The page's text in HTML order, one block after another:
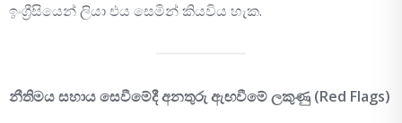
ඉංග්‍රීසියෙන් ලියා එය සෙමින් කියවිය හැක.
නීතිමය සහාය සෙවීමේදී අනතුරු ඇඟවීමේ ලකුණු (Red Flags)